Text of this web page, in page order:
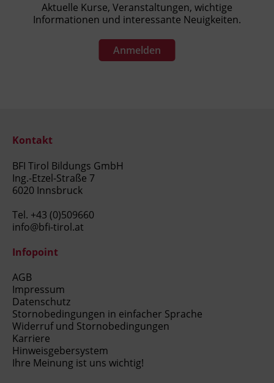
Aktuelle Kurse, Veranstaltungen, wichtige
Informationen und interessante Neuigkeiten.
Anmelden
Kontakt
BFI Tirol Bildungs GmbH
Ing.-Etzel-Straße 7
6020 Innsbruck
Tel. +43 (0)509660
info@bfi-tirol.at
Infopoint
AGB
Impressum
Datenschutz
Stornobedingungen in einfacher Sprache
Widerruf und Stornobedingungen
Karriere
Hinweisgebersystem
Ihre Meinung ist uns wichtig!